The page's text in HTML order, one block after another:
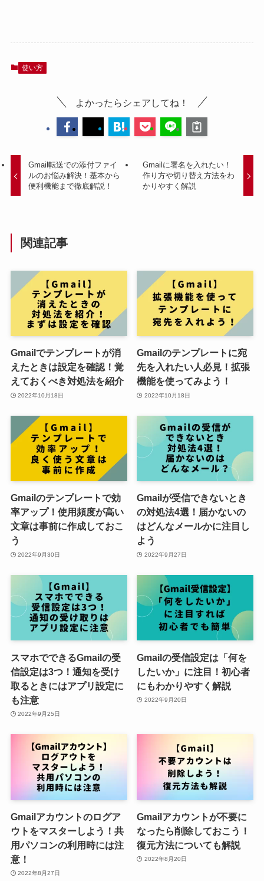
使い方
よかったらシェアしてね！
Gmail転送での添付ファイ
ルのお悩み解決！基本から
便利機能まで徹底解説！
Gmailに署名を入れたい！
作り方や切り替え方法をわ
かりやすく解説
関連記事
Gmailでテンプレートが消
えたときは設定を確認！覚
えておくべき対処法を紹介
2022年10月18日
Gmailのテンプレートに宛
先を入れたい人必見！拡張
機能を使ってみよう！
2022年10月18日
Gmailのテンプレートで効
率アップ！使用頻度が高い
文章は事前に作成しておこ
う
2022年9月30日
Gmailが受信できないとき
の対処法4選！届かないの
はどんなメールかに注目し
よう
2022年9月27日
スマホでできるGmailの受
信設定は3つ！通知を受け
取るときにはアプリ設定に
も注意
2022年9月25日
Gmailの受信設定は「何を
したいか」に注目！初心者
にもわかりやすく解説
2022年9月20日
Gmailアカウントのログア
ウトをマスターしよう！共
用パソコンの利用時には注
意！
2022年8月27日
Gmailアカウントが不要に
なったら削除しておこう！
復元方法についても解説
2022年8月20日